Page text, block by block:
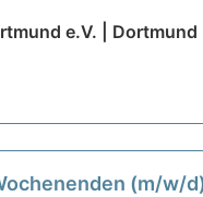
e.V. | Dortmund
(m/w/